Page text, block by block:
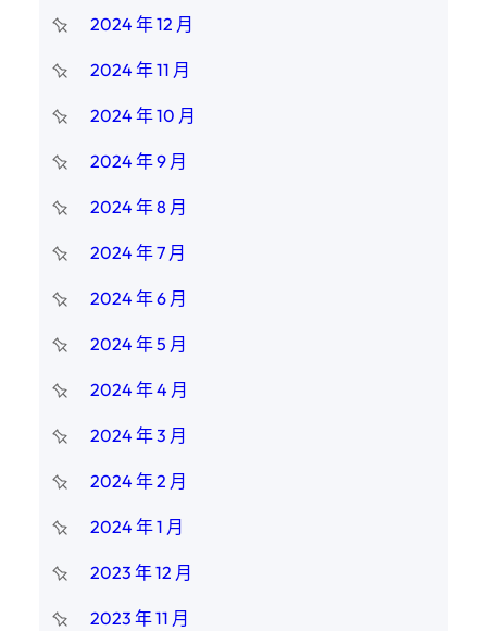
2024 年 12 月
2024 年 11 月
2024 年 10 月
2024 年 9 月
2024 年 8 月
2024 年 7 月
2024 年 6 月
2024 年 5 月
2024 年 4 月
2024 年 3 月
2024 年 2 月
2024 年 1 月
2023 年 12 月
2023 年 11 月